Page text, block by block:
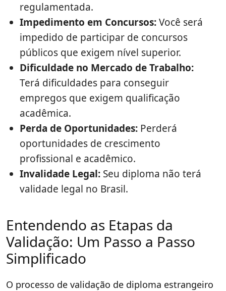
regulamentada.
Impedimento em Concursos:Você será
impedido de participar de concursos
públicos que exigem nível superior.
Dificuldade no Mercado de Trabalho:
Terá dificuldades para conseguir
empregos que exigem qualificação
acadêmica.
Perda de Oportunidades: Perderá
oportunidades de crescimento
profissional e acadêmico.
Invalidade Legal: Seu diploma não terá
validade legal no Brasil.
Entendendo as Etapas da
Validação: Um Passo a Passo
Simplificado
O processo de validação de diploma estrangeiro